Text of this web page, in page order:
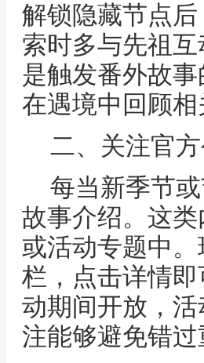
解锁隐藏节点
索时多与先祖
是触发番外故
在遇境中回顾
二、关注官
每当新季节
故事介绍。这
或活动专题中
栏，点击详情
动期间开放，
注能够避免错过